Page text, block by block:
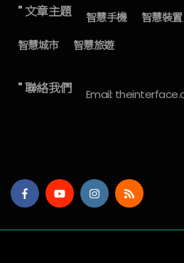
" 文章主題 智慧手機 智慧裝置
智慧城市
智慧旅遊
" 聯絡我們 Email: